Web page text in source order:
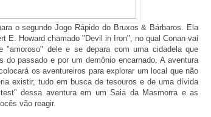
o segundo Jogo Rápido do Bruxos & Bárbaros. Ela
E. Howard chamado "Devil in Iron", no qual Conan vai
dele e se depara com uma cidadela que
passado e por um demônio encarnado. A aventura
os aventureiros para explorar um local que não
existir, tudo em busca de tesouros e de uma dívida
dessa aventura em um Saia da Masmorra e as
vão reagir.